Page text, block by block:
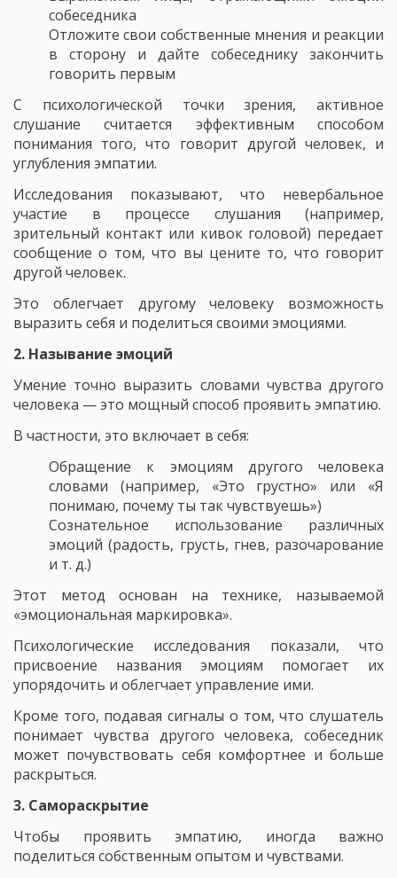
собеседника
Отложите свои собственные мнения и реакции
в сторону и дайте собеседнику закончить
говорить первым
С психологической точки зрения, активное
слушание считается эффективным способом
понимания того, что говорит другой человек, и
углубления эмпатии.
Исследования показывают, что невербальное
участие в процессе слушания (например,
зрительный контакт или кивок головой) передает
сообщение о том, что вы цените то, что говорит
другой человек.
Это облегчает другому человеку возможность
выразить себя и поделиться своими эмоциями.
2. Называние эмоций
Умение точно выразить словами чувства другого
человека — это мощный способ проявить эмпатию.
В частности, это включает в себя:
Обращение к эмоциям другого человека
словами (например, «Это грустно» или «Я
понимаю, почему ты так чувствуешь»)
Сознательное использование различных
эмоций (радость, грусть, гнев, разочарование
и т. д.)
Этот метод основан на технике, называемой
«эмоциональная маркировка».
Психологические исследования показали, что
присвоение названия эмоциям помогает их
упорядочить и облегчает управление ими.
Кроме того, подавая сигналы о том, что слушатель
понимает чувства другого человека, собеседник
может почувствовать себя комфортнее и больше
раскрыться.
3. Самораскрытие
Чтобы проявить эмпатию, иногда важно
поделиться собственным опытом и чувствами.